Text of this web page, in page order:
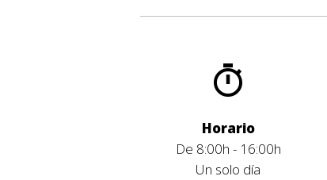
Horario
De 8:00h - 16:00h
Un solo día